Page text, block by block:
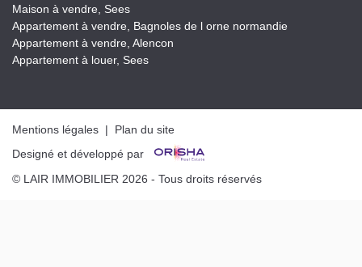
Maison à vendre, Sees
Appartement à vendre, Bagnoles de l orne normandie
Appartement à vendre, Alencon
Appartement à louer, Sees
Mentions légales | Plan du site
Designé et développé par
© LAIR IMMOBILIER 2026 - Tous droits réservés